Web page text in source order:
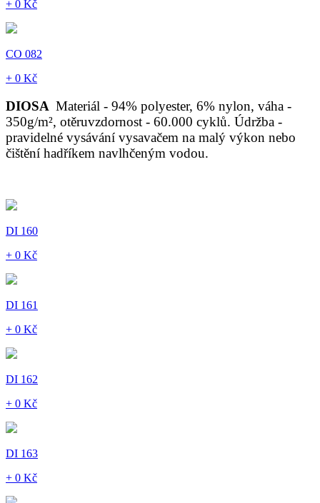
+ 0 Kč
CO 082
+ 0 Kč
DIOSA Materiál - 94% polyester, 6% nylon, váha -
350g/m², otěruvzdornost - 60.000 cyklů. Údržba -
pravidelné vysávání vysavačem na malý výkon nebo
čištění hadříkem navlhčeným vodou.
DI 160
+ 0 Kč
DI 161
+ 0 Kč
DI 162
+ 0 Kč
DI 163
+ 0 Kč